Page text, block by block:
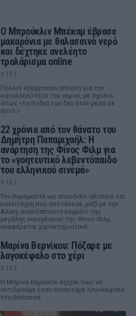
Ο Μπρούκλιν Μπέκαμ έβρασε
μακαρόνια με θαλασσινό νερό
και δέχτηκε ανελέητο
τρολάρισμα online
ΧΤΕΣ
Πολλοί εξέφρασαν απορία για την
καταλληλότητα του νερού, με σχόλια
όπως «τα πόδια του δεν ήταν μέσα σε
αυτό;»
22 χρόνια από τον θάνατο του
Δημήτρη Παπαμιχαήλ: Η
ανάρτηση της Φίνος Φιλμ για
το «γοητευτικό λεβεντόπαιδο
του ελληνικού σινεμά»
ΧΤΕΣ
Τον θυμόμαστε ως σπουδαίο ηθοποιό και
καλλιτέχνη που αποτέλεσε, μαζί με την
Αλίκη, αναπόσπαστο κομμάτι της
μεγάλης οικογένειας της Φίνος Φιλμ,
αναφέρεται χαρακτηριστικά
Μαρίνα Βερνίκου: Πόζαρε με
λαγοκέφαλο στο χέρι
ΧΤΕΣ
Η Μαρίνα Βερνίκου εξηγεί πώς να
αντιδρούμε όταν συναντάμε λαγοκέφαλο
στη θάλασσα